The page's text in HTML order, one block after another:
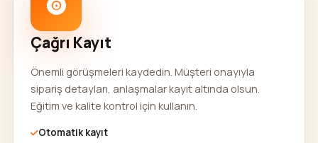
Çağrı Kayıt
Önemli görüşmeleri kaydedin. Müşteri onayıyla
sipariş detayları, anlaşmalar kayıt altında olsun.
Eğitim ve kalite kontrol için kullanın.
Otomatik kayıt